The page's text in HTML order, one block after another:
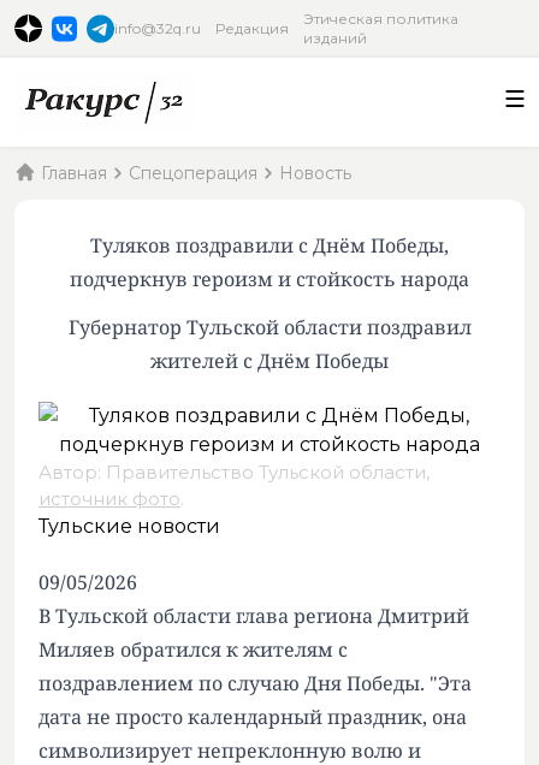
info@32q.ru Редакция
Этическая политика
изданий
Главная Спецоперация Новость
Туляков поздравили с Днём Победы,
подчеркнув героизм и стойкость народа
Губернатор Тульской области поздравил
жителей с Днём Победы
Автор: Правительство Тульской области,
источник фото.
Тульские новости
09/05/2026
В Тульской области глава региона Дмитрий
Миляев обратился к жителям с
поздравлением по случаю Дня Победы. "Эта
дата не просто календарный праздник, она
символизирует непреклонную волю и